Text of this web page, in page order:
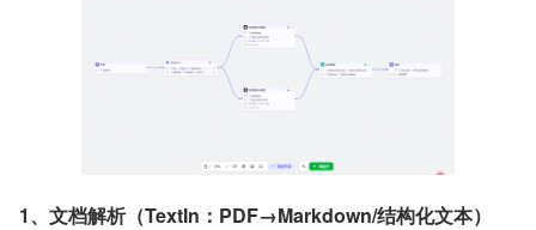
1、文档解析（TextIn：PDF→Markdown/结构化文本）